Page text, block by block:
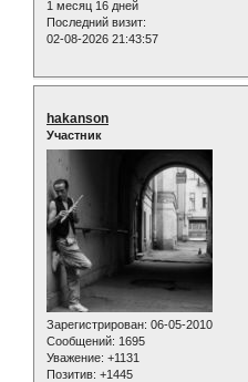
1 месяц 16 дней
Последний визит:
02-08-2026 21:43:57
hakanson
Участник
Зарегистрирован: 06-05-2010
Сообщений: 1695
Уважение: +1131
Позитив: +1445